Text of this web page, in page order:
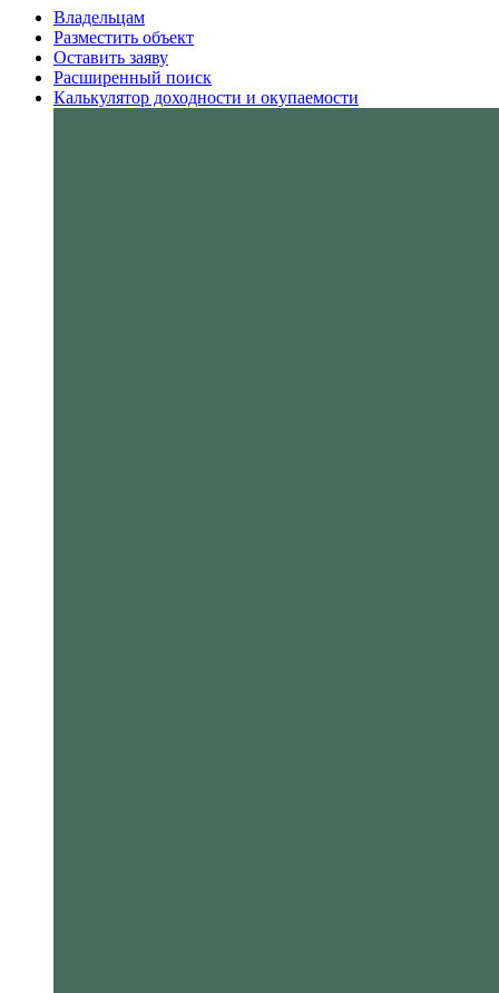
Владельцам
Разместить объект
Оставить заяву
Расширенный поиск
Калькулятор доходности и окупаемости